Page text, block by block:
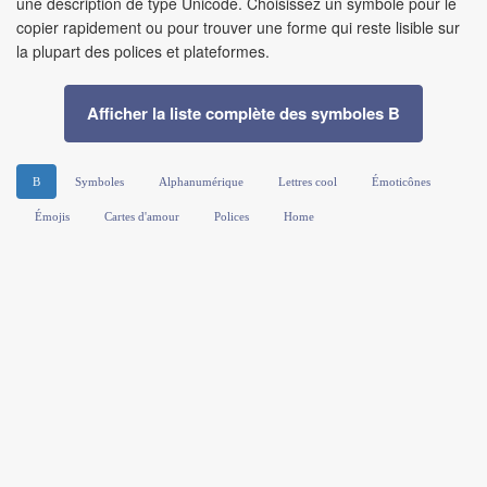
copier rapidement ou pour trouver une forme qui reste lisible sur
la plupart des polices et plateformes.
Afficher la liste complète des symboles B
B Symboles Alphanumérique Lettres cool Émoticônes
Émojis Cartes d'amour Polices Home